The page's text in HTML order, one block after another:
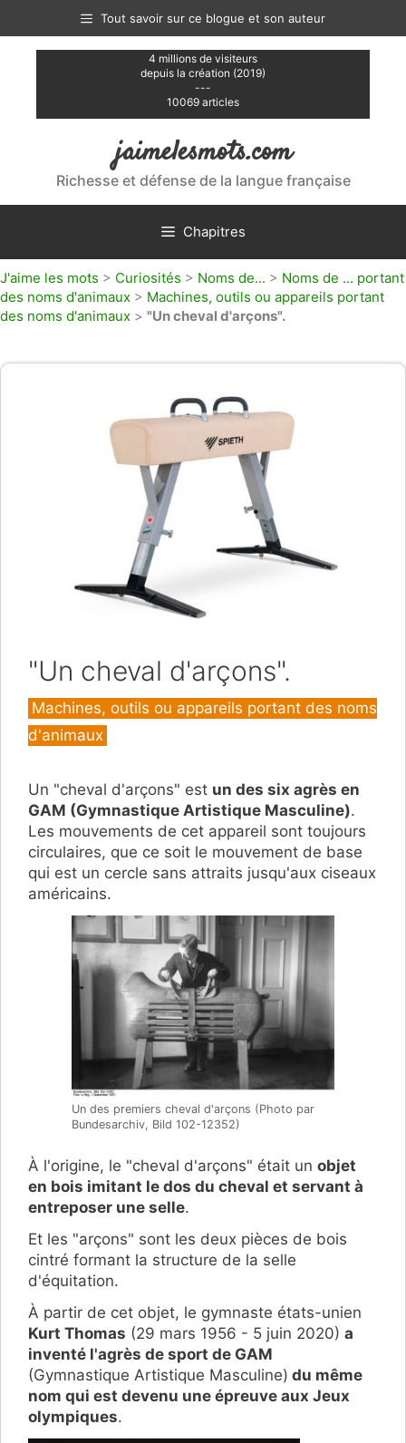
contenu
Tout savoir sur ce blogue et son auteur
4 millions de visiteurs
depuis la création (2019)
---
10069 articles
jaimelesmots.com
Richesse et défense de la langue française
Chapitres
J'aime les mots > Curiosités > Noms de... > Noms de ... portant
des noms d'animaux > Machines, outils ou appareils portant
des noms d'animaux > "Un cheval d'arçons".
"Un cheval d'arçons".
Catégories
Machines, outils ou appareils portant des noms
d'animaux
Un "cheval d'arçons" est un des six agrès en
GAM (Gymnastique Artistique Masculine).
Les mouvements de cet appareil sont toujours
circulaires, que ce soit le mouvement de base
qui est un cercle sans attraits jusqu'aux ciseaux
américains.
Un des premiers cheval d'arçons (Photo par
Bundesarchiv, Bild 102-12352)
À l'origine, le "cheval d'arçons" était un objet
en bois imitant le dos du cheval et servant à
entreposer une selle.
Et les "arçons" sont les deux pièces de bois
cintré formant la structure de la selle
d'équitation.
À partir de cet objet, le gymnaste états-unien
Kurt Thomas (29 mars 1956 - 5 juin 2020) a
inventé l'agrès de sport de GAM
(Gymnastique Artistique Masculine) du même
nom qui est devenu une épreuve aux Jeux
olympiques.